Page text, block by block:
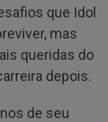
que Idol
mas
queridas do
depois.
de seu